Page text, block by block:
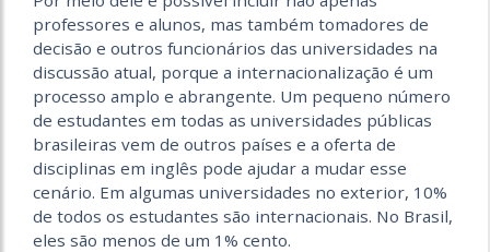
professores e alunos, mas também tomadores de
decisão e outros funcionários das universidades na
discussão atual, porque a internacionalização é um
processo amplo e abrangente. Um pequeno número
de estudantes em todas as universidades públicas
brasileiras vem de outros países e a oferta de
disciplinas em inglês pode ajudar a mudar esse
cenário. Em algumas universidades no exterior, 10%
de todos os estudantes são internacionais. No Brasil,
eles são menos de um 1% cento.